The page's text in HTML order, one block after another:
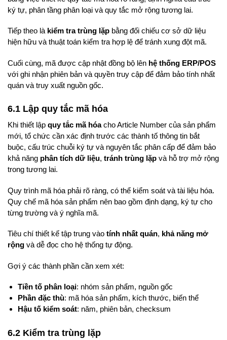
ký tự, phân tầng phân loại và quy tắc mở rộng tương lai.
Tiếp theo là kiểm tra trùng lặp bằng đối chiếu cơ sở dữ liệu
hiện hữu và thuật toán kiểm tra hợp lệ để tránh xung đột mã.
Cuối cùng, mã được cập nhật đồng bộ lên hệ thống ERP/POS
với ghi nhận phiên bản và quyền truy cập để đảm bảo tính nhất
quán và truy xuất nguồn gốc.
6.1 Lập quy tắc mã hóa
Khi thiết lập quy tắc mã hóacho Article Number của sản phẩm
mới, tổ chức cần xác định trước các thành tố thông tin bắt
buộc, cấu trúc chuỗi ký tự và nguyên tắc phân cấp để đảm bảo
khả năng phân tích dữ liệu, tránh trùng lặp và hỗ trợ mở rộng
trong tương lai.
Quy trình mã hóa phải rõ ràng, có thể kiểm soát và tài liệu hóa.
Quy chế mã hóa sản phẩm nên bao gồm định dạng, ký tự cho
từng trường và ý nghĩa mã.
Tiêu chí thiết kế tập trung vào tính nhất quán, khả năng mở
rộng và dễ đọc cho hệ thống tự động.
Gợi ý các thành phần cần xem xét:
Tiền tố phân loại: nhóm sản phẩm, nguồn gốc
Phần đặc thù: mã hóa sản phẩm, kích thước, biến thể
Hậu tố kiểm soát: năm, phiên bản, checksum
6.2 Kiểm tra trùng lặp